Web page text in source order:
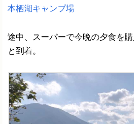
本栖湖キャンプ場
途中、スーパーで今晩の夕食を
と到着。